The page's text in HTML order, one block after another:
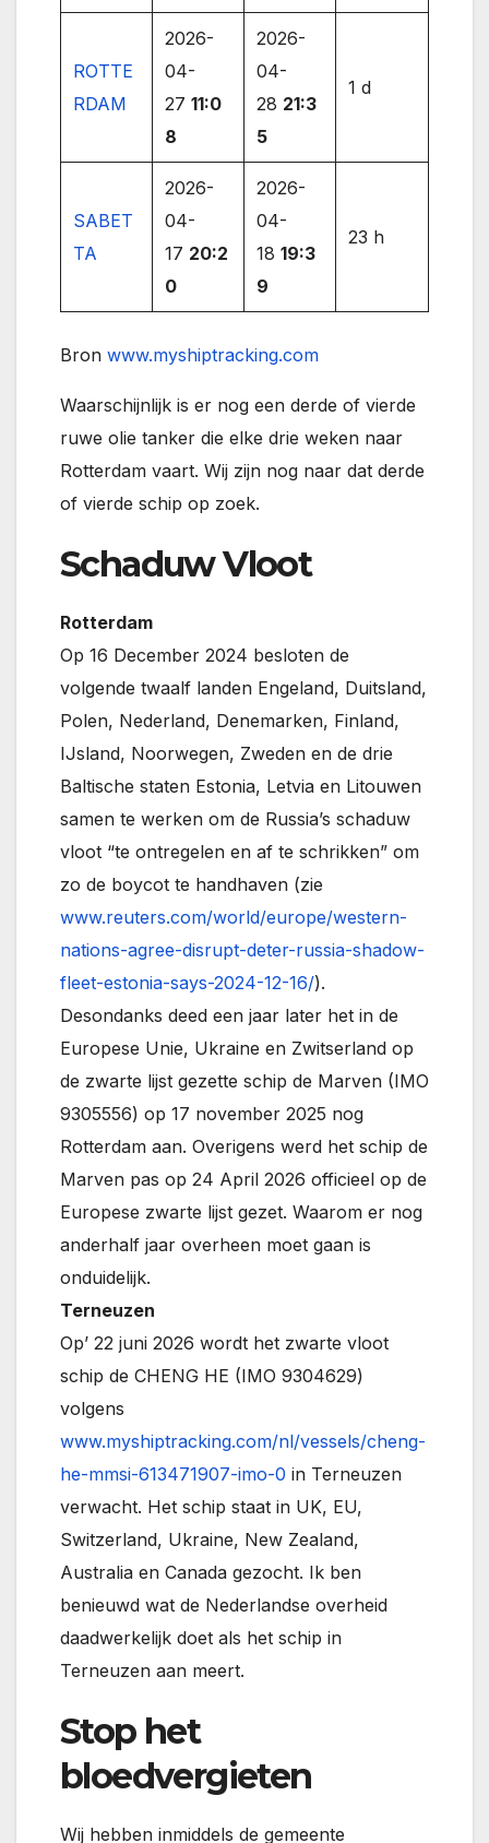
ROTTE
RDAM
2026-
04-
2711:0
8
2026-
04-
28 21:3
5
1 d
SABET
TA
2026-
04-
17 20:2
0
2026-
04-
1819:3
9
23 h
Bron www.myshiptracking.com
Waarschijnlijk is er nog een derde of vierde
ruwe olie tanker die elke drie weken naar
Rotterdam vaart. Wij zijn nog naar dat derde
of vierde schip op zoek.
Schaduw Vloot
Rotterdam
Op 16 December 2024 besloten de
volgende twaalf landen Engeland, Duitsland,
Polen, Nederland, Denemarken, Finland,
IJsland, Noorwegen, Zweden en de drie
Baltische staten Estonia, Letvia en Litouwen
samen te werken om de Russia’s schaduw
vloot “te ontregelen en af te schrikken” om
zo de boycot te handhaven (zie
www.reuters.com/world/europe/western-
nations-agree-disrupt-deter-russia-shadow-
fleet-estonia-says-2024-12-16/).
Desondanks deed een jaar later het in de
Europese Unie, Ukraine en Zwitserland op
de zwarte lijst gezette schip de Marven (IMO
9305556) op 17 november 2025 nog
Rotterdam aan. Overigens werd het schip de
Marven pas op 24 April 2026 officieel op de
Europese zwarte lijst gezet. Waarom er nog
anderhalf jaar overheen moet gaan is
onduidelijk.
Terneuzen
Op’ 22 juni 2026 wordt het zwarte vloot
schip de CHENG HE (IMO 9304629)
volgens
www.myshiptracking.com/nl/vessels/cheng-
he-mmsi-613471907-imo-0 in Terneuzen
verwacht. Het schip staat in UK, EU,
Switzerland, Ukraine, New Zealand,
Australia en Canada gezocht. Ik ben
benieuwd wat de Nederlandse overheid
daadwerkelijk doet als het schip in
Terneuzen aan meert.
Stop het
bloedvergieten
Wij hebben inmiddels de gemeente